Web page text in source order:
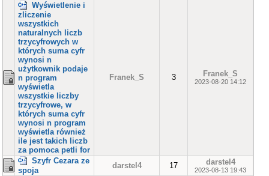
Wyświetlenie i
zliczenie
wszystkich
naturalnych liczb
trzycyfrowych w
których suma cyfr
wynosi n
użytkownik podaje
n program
wyświetla
wszystkie liczby
trzycyfrowe, w
których suma cyfr
wynosi n program
wyświetla również
ile jest takich liczb
za pomoca petli for
Franek_S 3 Franek_S
2023-08-20 14:12
Szyfr Cezara ze
spoja
darstel4 17 darstel4
2023-08-13 19:43